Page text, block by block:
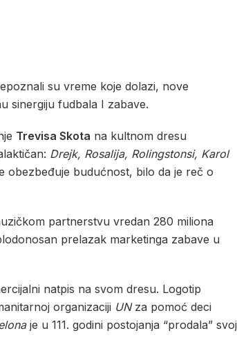
su vreme koje dolazi, nove
sinergiju fudbala I zabave.
Trevisa Skota na kultnom dresu
Drejk, Rosalija, Rolingstonsi, Karol
obezbeđuje budućnost, bilo da je reč o
partnerstvu vredan 280 miliona
prelazak marketinga zabave u
natpis na svom dresu. Logotip
organizaciji UNza pomoć deci
je u 111. godini postojanja “prodala” svoj